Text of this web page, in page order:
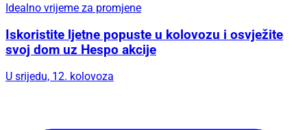
Idealno vrijeme za promjene
Iskoristite ljetne popuste u kolovozu i osvježite
svoj dom uz Hespo akcije
U srijedu, 12. kolovoza